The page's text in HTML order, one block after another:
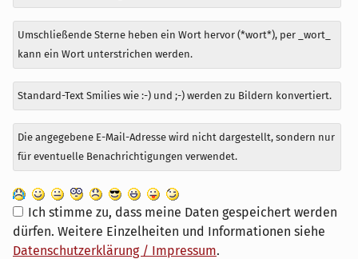
Umschließende Sterne heben ein Wort hervor (*wort*), per _wort_
kann ein Wort unterstrichen werden.
Standard-Text Smilies wie :-) und ;-) werden zu Bildern konvertiert.
Die angegebene E-Mail-Adresse wird nicht dargestellt, sondern nur
für eventuelle Benachrichtigungen verwendet.
Ich stimme zu, dass meine Daten gespeichert werden
dürfen. Weitere Einzelheiten und Informationen siehe
Datenschutzerklärung / Impressum.